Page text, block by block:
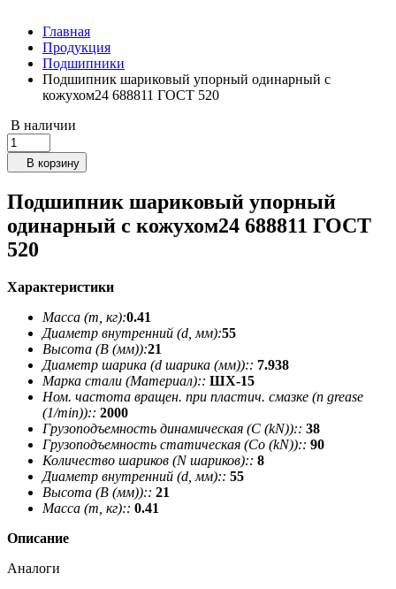
Главная
Продукция
Подшипники
Подшипник шариковый упорный одинарный с
кожухом24 688811 ГОСТ 520
В наличии
В корзину
Подшипник шариковый упорный
одинарный с кожухом24 688811 ГОСТ
520
Характеристики
Масса (m, кг):0.41
Диаметр внутренний (d, мм):55
Высота (В (мм)):21
Диаметр шарика (d шарика (мм)):: 7.938
Марка стали (Материал):: ШХ-15
Ном. частота вращен. при пластич. смазке (n grease
(1/min)):: 2000
Грузоподъемность динамическая (C (kN)):: 38
Грузоподъемность статическая (Co (kN)):: 90
Количество шариков (N шариков):: 8
Диаметр внутренний (d, мм):: 55
Высота (В (мм)):: 21
Масса (m, кг):: 0.41
Описание
Аналоги